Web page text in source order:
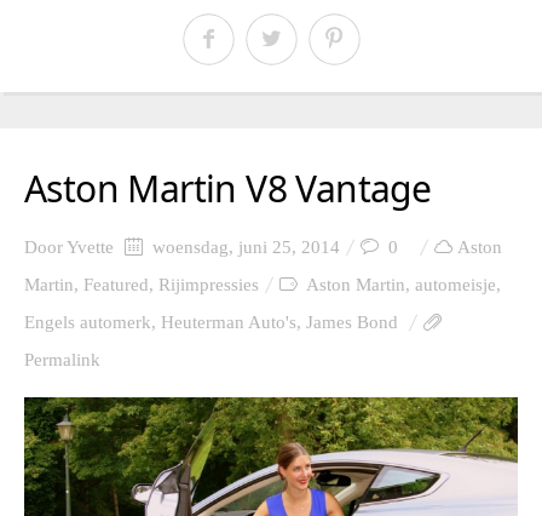
Aston Martin V8 Vantage
DoorYvette woensdag, juni 25, 2014 0
Aston
Martin, Featured, Rijimpressies Aston Martin, automeisje,
Engels automerk, Heuterman Auto's, James Bond
Permalink